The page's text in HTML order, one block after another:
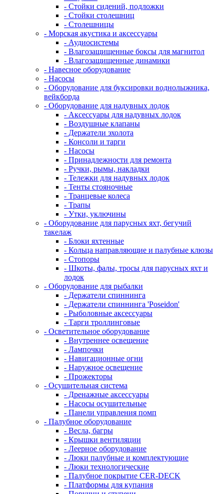
- Стойки сидений, подложки
- Стойки столешниц
- Столешницы
- Морская акустика и аксессуары
- Аудиосистемы
- Влагозащищенные боксы для магнитол
- Влагозащищенные динамики
- Навесное оборудование
- Насосы
- Оборудование для буксировки воднолыжника,
вейкборда
- Оборудование для надувных лодок
- Аксессуары для надувных лодок
- Воздушные клапаны
- Держатели эхолота
- Консоли и тарги
- Насосы
- Принадлежности для ремонта
- Ручки, рымы, накладки
- Тележки для надувных лодок
- Тенты стояночные
- Транцевые колеса
- Трапы
- Утки, уключины
- Оборудование для парусных яхт, бегучий
такелаж
- Блоки яхтенные
- Кольца направляющие и палубные клюзы
- Стопоры
- Шкоты, фалы, тросы для парусных яхт и
лодок
- Оборудование для рыбалки
- Держатели спиннинга
- Держатели спиннинга 'Poseidon'
- Рыболовные аксессуары
- Тарги троллинговые
- Осветительное оборудование
- Внутреннее освещение
- Лампочки
- Навигационные огни
- Наружное освещение
- Прожекторы
- Осушительная система
- Дренажные аксессуары
- Насосы осушительные
- Панели управления помп
- Палубное оборудование
- Весла, багры
- Крышки вентиляции
- Леерное оборудование
- Люки палубные и комплектующие
- Люки технологические
- Палубное покрытие CER-DECK
- Платформы для купания